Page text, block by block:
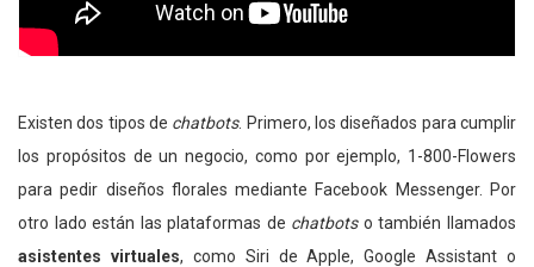
Existen dos tipos de chatbots. Primero, los diseñados para cumplir
los propósitos de un negocio, como por ejemplo, 1-800-Flowers
para pedir diseños florales mediante Facebook Messenger. Por
otro lado están las plataformas de chatbotso también llamados
asistentes virtuales, como Siri de Apple, Google Assistant o